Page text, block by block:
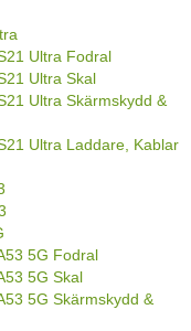
Ultra Fodral
Ultra Skal
Ultra Skärmskydd &
Ultra Laddare, Kablar
5G Fodral
5G Skal
5G Skärmskydd &